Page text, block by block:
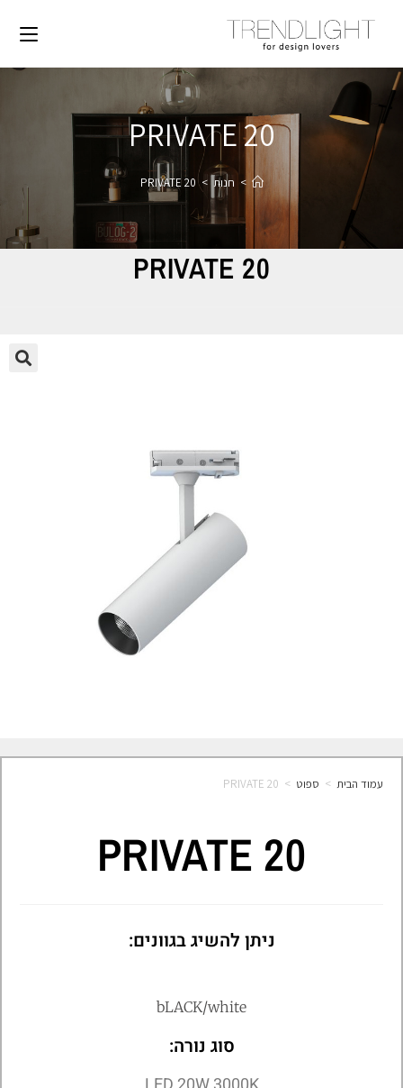
PRIVATE 20
> חנות >
PRIVATE 20
PRIVATE 20
עמוד הבית > ספוט >
PRIVATE 20
PRIVATE 20
ניתן להשיג בגוונים:
bLACK/white
סוג נורה: